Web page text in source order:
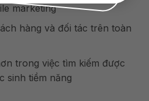
marketing
hàng và đối tác trên toàn
trong việc tìm kiếm được
sinh tiềm năng